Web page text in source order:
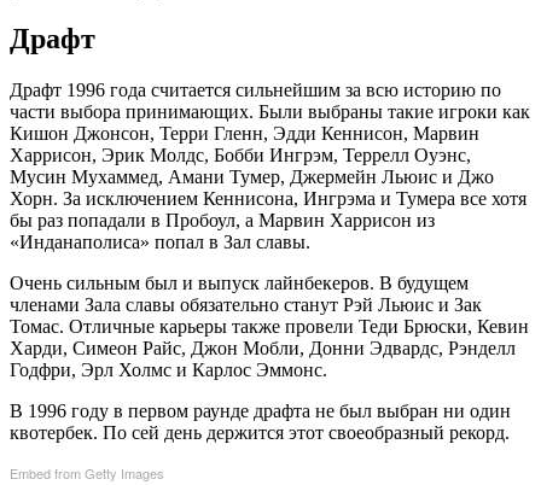
Драфт
Драфт 1996 года считается сильнейшим за всю историю по
части выбора принимающих. Были выбраны такие игроки как
Кишон Джонсон, Терри Гленн, Эдди Кеннисон, Марвин
Харрисон, Эрик Молдс, Бобби Ингрэм, Террелл Оуэнс,
Мусин Мухаммед, Амани Тумер, Джермейн Льюис и Джо
Хорн. За исключением Кеннисона, Ингрэма и Тумера все хотя
бы раз попадали в Пробоул, а Марвин Харрисон из
«Инданаполиса» попал в Зал славы.
Очень сильным был и выпуск лайнбекеров. В будущем
членами Зала славы обязательно станут Рэй Льюис и Зак
Томас. Отличные карьеры также провели Теди Брюски, Кевин
Харди, Симеон Райс, Джон Мобли, Донни Эдвардс, Рэнделл
Годфри, Эрл Холмс и Карлос Эммонс.
В 1996 году в первом раунде драфта не был выбран ни один
квотербек. По сей день держится этот своеобразный рекорд.
Embed from Getty Images